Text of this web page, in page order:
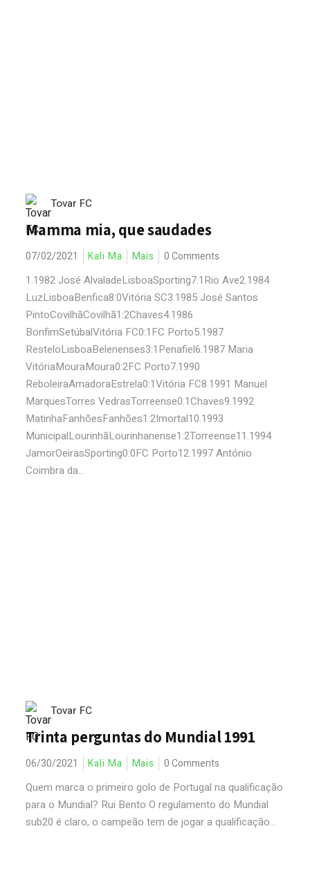
Tovar FC
Mamma mia, que saudades
07/02/2021 Kali Ma Mais 0 Comments
1.1982 José AlvaladeLisboaSporting7:1Rio Ave2.1984
LuzLisboaBenfica8:0Vitória SC3.1985 José Santos
PintoCovilhãCovilhã1:2Chaves4.1986
BonfimSetúbalVitória FC0:1FC Porto5.1987
ResteloLisboaBelenenses3:1Penafiel6.1987 Maria
VitóriaMouraMoura0:2FC Porto7.1990
ReboleiraAmadoraEstrela0:1Vitória FC8.1991 Manuel
MarquesTorres VedrasTorreense0:1Chaves9.1992
MatinhaFanhõesFanhões1:2Imortal10.1993
MunicipalLourinhãLourinhanense1:2Torreense11.1994
JamorOeirasSporting0:0FC Porto12.1997 António
Coimbra da...
Tovar FC
Trinta perguntas do Mundial 1991
06/30/2021 Kali Ma Mais 0 Comments
Quem marca o primeiro golo de Portugal na qualificação
para o Mundial? Rui Bento O regulamento do Mundial
sub20 é claro, o campeão tem de jogar a qualificação...